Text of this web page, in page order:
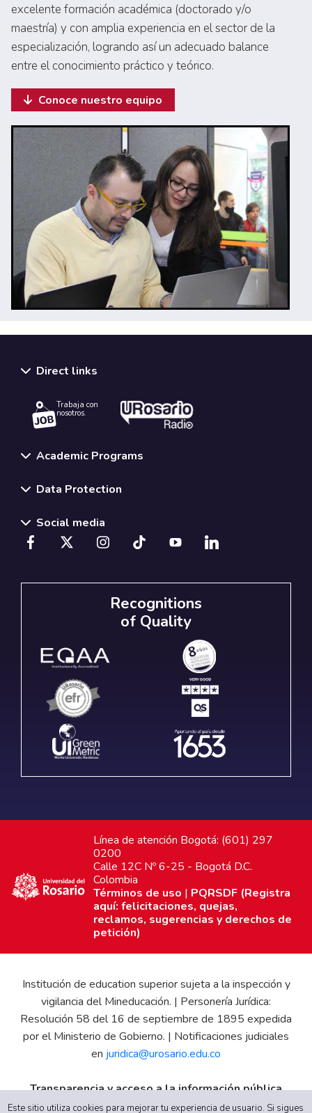
excelente formación académica (doctorado y/o
maestría) y con amplia experiencia en el sector de la
especialización, logrando así un adecuado balance
entre el conocimiento práctico y teórico.
Conoce nuestro equipo
Direct links
Trabaja con
nosotros.
Academic Programs
Data Protection
Social media
Recognitions
of Quality
Línea de atención Bogotá: (601) 297
0200
Calle 12C Nº 6-25 - Bogotá D.C.
Colombia
Términos de uso | PQRSDF (Registra
aquí: felicitaciones, quejas,
reclamos, sugerencias y derechos de
petición)
Institución de education superior sujeta a la inspección y
vigilancia del Mineducación. | Personería Jurídica:
Resolución 58 del 16 de septiembre de 1895 expedida
por el Ministerio de Gobierno. | Notificaciones judiciales
en juridica@urosario.edu.co
Transparencia y acceso a la información pública
Gobierno Universitario|Proyecto Educativo Institucional
Este sitio utiliza cookies para mejorar tu experiencia de usuario. Si sigues